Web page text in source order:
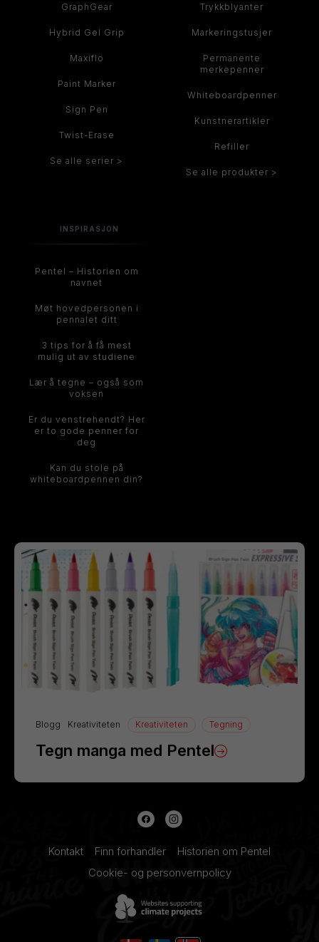
Blogg Kreativiteten Kreativiteten Tegning
Tegn manga med Pentel
GraphGear
Hybrid Gel Grip
Maxiflo
Paint Marker
Sign Pen
Twist-Erase
Se alle serier >
Trykkblyanter
Markeringstusjer
Permanente
merkepenner
Whiteboardpenner
Kunstnerartikler
Refiller
Se alle produkter >
INSPIRASJON
Pentel – Historien om
navnet
Møt hovedpersonen i
pennalet ditt
3 tips for å få mest
mulig ut av studiene
Lær å tegne – også som
voksen
Er du venstrehendt? Her
er to gode penner for
deg
Kan du stole på
whiteboardpennen din?
Kontakt Finn forhandler
Historien om Pentel
Cookie- og personvernpolicy